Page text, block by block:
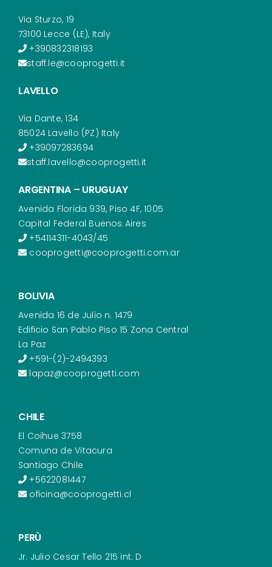
Via Sturzo, 19
73100 Lecce (LE), Italy
+390832318193
staff.le@cooprogetti.it
LAVELLO
Via Dante, 134
85024 Lavello (PZ) Italy
+39097283694
staff.lavello@cooprogetti.it
ARGENTINA – URUGUAY
Avenida Florida 939, Piso 4F, 1005
Capital Federal Buenos Aires
+54114311-4043/45
cooprogetti@cooprogetti.com.ar
BOLIVIA
Avenida 16 de Julio n. 1479
Edificio San Pablo Piso 15 Zona Central
La Paz
+591-(2)-2494393
lapaz@cooprogetti.com
CHILE
El Coihue 3758
Comuna de Vitacura
Santiago Chile
+5622081447
oficina@cooprogetti.cl
PERÙ
Jr. Julio Cesar Tello 215 int. D